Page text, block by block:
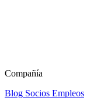
Compañía
Blog Socios Empleos